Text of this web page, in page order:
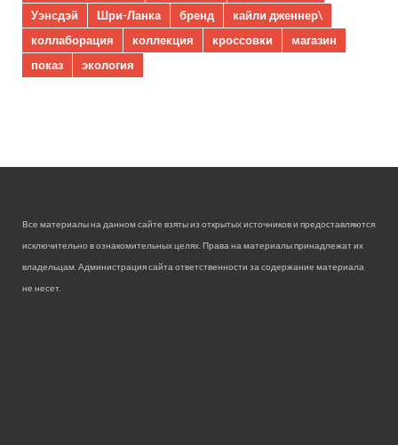
Уэнсдэй
Шри-Ланка бренд
кайли дженнер\
коллаборация
коллекция кроссовки
магазин
показ
экология
Все материалы на данном сайте взяты из открытых источников и предоставляются
исключительно в ознакомительных целях. Права на материалы принадлежат их
владельцам. Администрация сайта ответственности за содержание материала
не несет.